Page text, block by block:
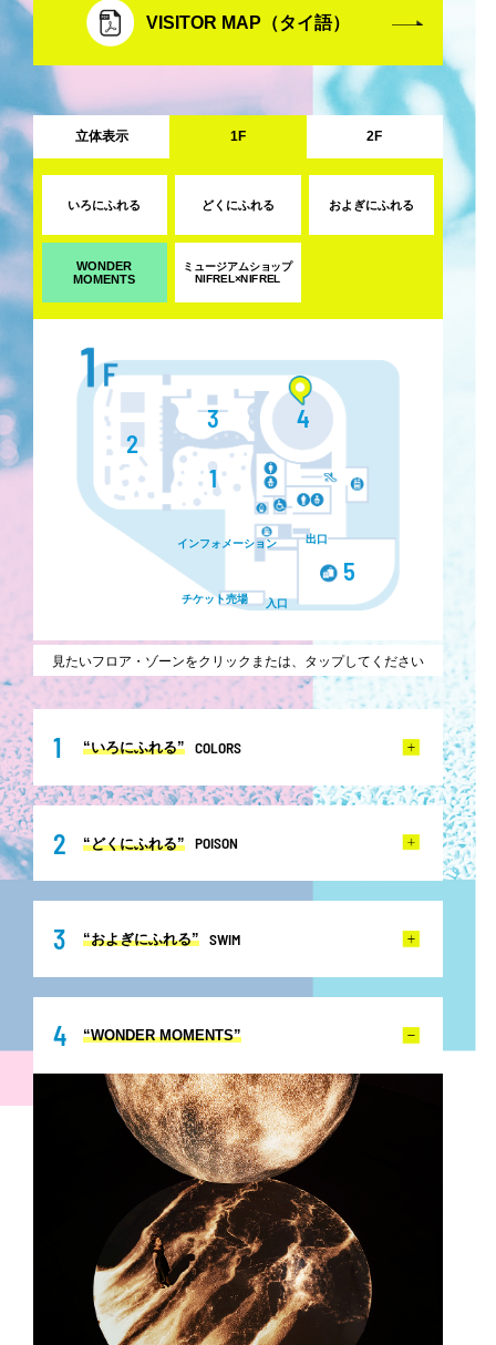
VISITOR MAP（タイ語）
立体表示 1F 2F
いろにふれる どくにふれる およぎにふれる
WONDER
MOMENTS
ミュージアムショップ
NIFREL×NIFREL
2
3 4
1
5
チケット売場
インフォメーション
入口
出口
見たいフロア・ゾーンをクリックまたは、タップしてください
1 “いろにふれる” COLORS
2 “どくにふれる” POISON
3 “およぎにふれる” SWIM
4 “WONDER MOMENTS”